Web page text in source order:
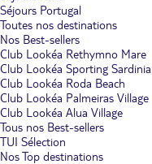
Séjours Portugal
Toutes nos destinations
Nos Best-sellers
Club Lookéa Rethymno Mare
Club Lookéa Sporting Sardinia
Club Lookéa Roda Beach
Club Lookéa Palmeiras Village
Club Lookéa Alua Village
Tous nos Best-sellers
TUI Sélection
Nos Top destinations